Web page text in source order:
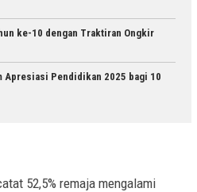
ke-10 dengan Traktiran Ongkir
Apresiasi Pendidikan 2025 bagi 10
52,5% remaja mengalami